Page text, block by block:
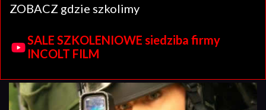
ZOBACZ gdzie szkolimy
SALE SZKOLENIOWE siedziba firmy
INCOLT FILM